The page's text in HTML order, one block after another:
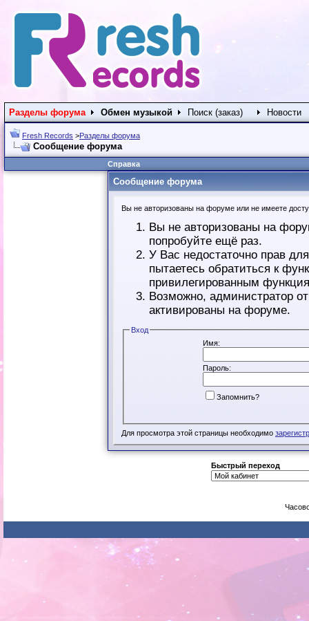
Разделы форума Обмен музыкой Поиск (заказ) Новости
Fresh Records >Разделы форума
Сообщение форума
Справка
Сообщение форума
Вы не авторизованы на форуме или не имеете
Вы не авторизованы на
попробуйте ещё раз.
У Вас недостаточно прав
пытаетесь обратиться к
привилегированным
Возможно, администратор
активированы на форуме.
Вход
Имя:
Пароль:
Запомнить?
Для просмотра этой страницы необходимо
Быстрый переход